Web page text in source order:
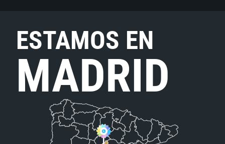
ESTAMOS EN
MADRID